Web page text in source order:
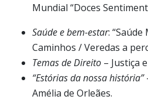
Mundial “Doces
Saúde e bem-estar:
Caminhos / Veredas a
Temas de Direito – Justiça
“Estórias da nossa história”
Amélia de Orleães.